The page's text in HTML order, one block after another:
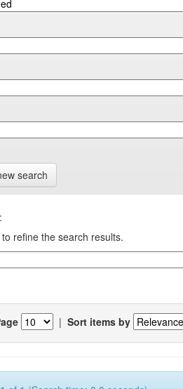
search
refine the search results.
| Sort items by